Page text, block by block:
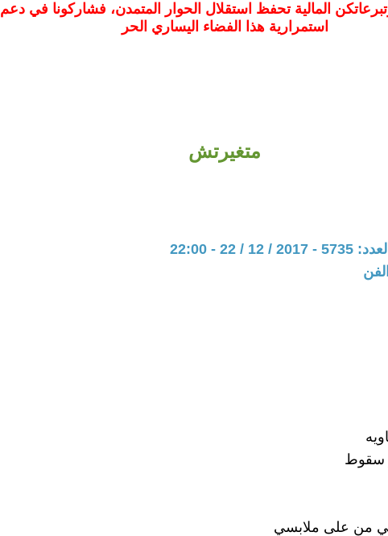
المالية تحفظ استقلال الحوار المتمدن، فشاركونا في دعم
استمرارية هذا الفضاء اليساري الحر
متغيرتش
/ 22 - 22:00
سقوط
من على ملابسي